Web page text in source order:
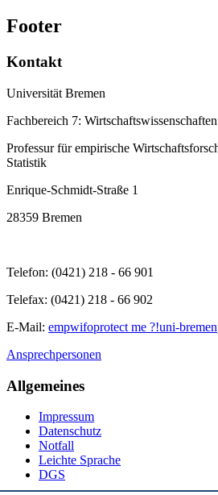
Footer
Kontakt
Universität Bremen
Fachbereich 7: Wirtschaftswissenschaften
Professur für empirische
Statistik
Enrique-Schmidt-Straße 1
28359 Bremen
Telefon: (0421) 218 - 66 901
Telefax: (0421) 218 - 66 902
E-Mail: empwifoprotect me ?!uni-bremen
Ansprechpersonen
Allgemeines
Impressum
Datenschutz
Notfall
Leichte Sprache
DGS